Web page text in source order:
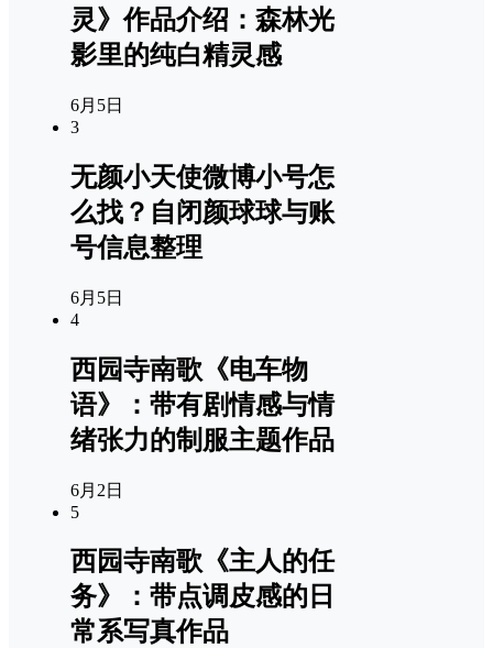
灵》作品介绍：森林光
影里的纯白精灵感
6月5日
3
无颜小天使微博小号怎
么找？自闭颜球球与账
号信息整理
6月5日
4
西园寺南歌《电车物
语》：带有剧情感与情
绪张力的制服主题作品
6月2日
5
西园寺南歌《主人的任
务》：带点调皮感的日
常系写真作品